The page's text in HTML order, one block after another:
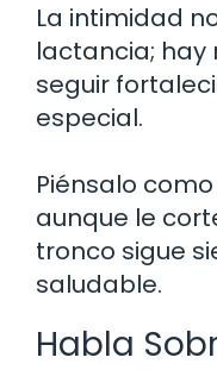
La intimidad
lactancia;
seguir
especial.
Piénsalo
aunque le
tronco sigue
saludable.
Habla